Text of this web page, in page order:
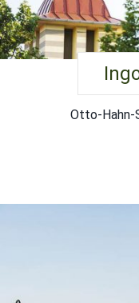
Otto-Hahn-